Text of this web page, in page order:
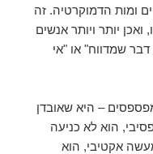
ומות הדמוקרטיה. זה
יותר ויותר אנשים
דבר שמדווח" או "אי
– היא שאובדן
הוא לא כניעה
אקטיבי, הוא